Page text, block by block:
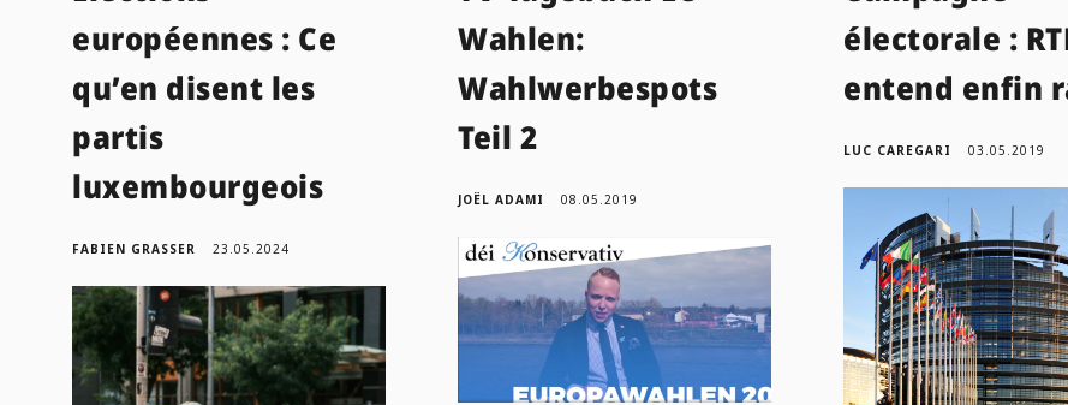
européennes : Ce
qu’en disent les
partis
luxembourgeois
FABIEN GRASSER 23.05.2024
Wahlen:
Wahlwerbespots
Teil 2
JOËL ADAMI 08.05.2019
électorale :
entend enfin
LUC CAREGARI 03.05.2019